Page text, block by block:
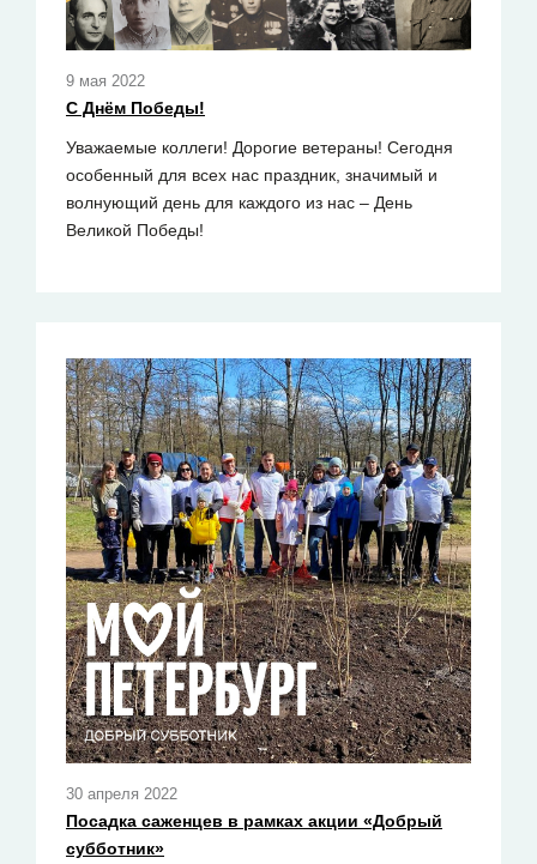
9 мая 2022
С Днём Победы!
Уважаемые коллеги! Дорогие ветераны! Сегодня
особенный для всех нас праздник, значимый и
волнующий день для каждого из нас – День
Великой Победы!
30 апреля 2022
Посадка саженцев в рамках акции «Добрый
субботник»